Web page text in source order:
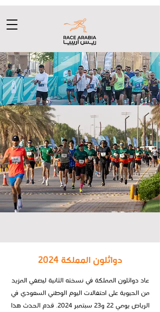
دواثلون المملكة 2024
عاد دواثلون المملكة في نسخته الثانية ليضفي المزيد
من الحيوية على احتفالات اليوم الوطني السعودي في
الرياض يومي 22 و23 سبتمبر 2024. قدم الحدث هذا